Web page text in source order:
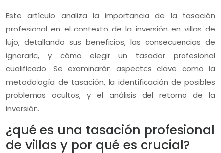
Este artículo analiza la importancia de la tasación
profesional en el contexto de la inversión en villas de
lujo, detallando sus beneficios, las consecuencias de
ignorarla, y cómo elegir un tasador profesional
cualificado. Se examinarán aspectos clave como la
metodología de tasación, la identificación de posibles
problemas ocultos, y el análisis del retorno de la
inversión.
¿qué es una tasación profesional
de villas y por qué es crucial?